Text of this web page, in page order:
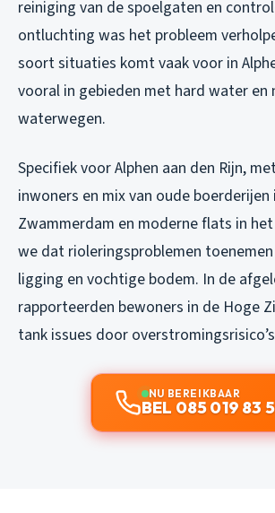
reiniging van de spoelgaten en
ontluchting was het probleem
soort situaties komt vaak voor in
vooral in gebieden met hard water en
waterwegen.
Specifiek voor Alphen aan den Rijn,
inwoners en mix van oude boerderijen
Zwammerdam en moderne flats in
we dat rioleringsproblemen
ligging en vochtige bodem. In de
rapporteerden bewoners in de Hoge
tank issues door
NU BEREIKBAAR
BEL 085 019 83